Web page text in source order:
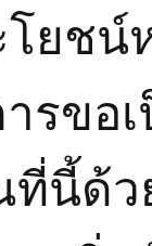
โยช
รขอ
ที่นี้ด้ว